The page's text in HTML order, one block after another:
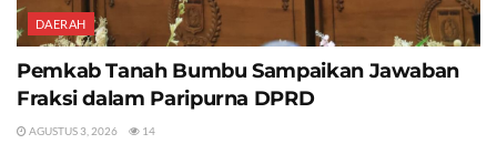
DAERAH
Pemkab Tanah Bumbu Sampaikan Jawaban
Fraksi dalam Paripurna DPRD
AGUSTUS 3, 2026 14